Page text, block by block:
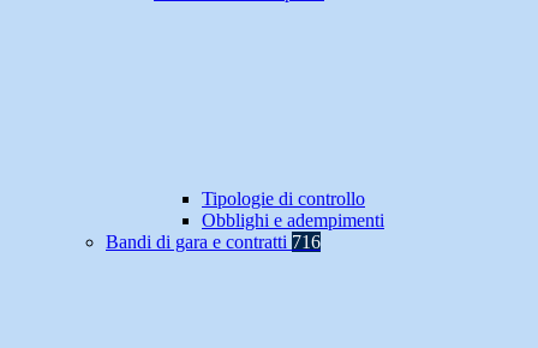
Tipologie di controllo
Obblighi e adempimenti
Bandi di gara e contratti 716